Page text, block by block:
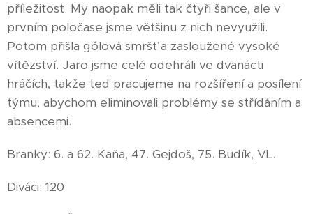
příležitost. My naopak měli tak čtyři šance, ale v
prvním poločase jsme většinu z nich nevyužili.
Potom přišla gólová smršť a zasloužené vysoké
vítězství. Jaro jsme celé odehráli ve dvanácti
hráčích, takže teď pracujeme na rozšíření a posílení
týmu, abychom eliminovali problémy se střídáním a
absencemi.
Branky: 6. a 62. Kaňa, 47. Gejdoš, 75. Budík, VL.
Diváci: 120